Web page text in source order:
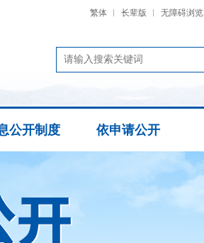
繁体 长辈版 无障碍浏览
公开制度 依申请公开